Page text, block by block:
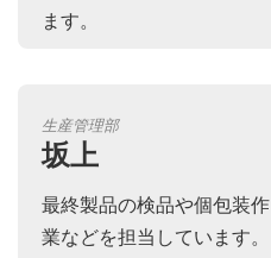
ます。
生産管理部
坂上
最終製品の検品や個包装作
業などを担当しています。